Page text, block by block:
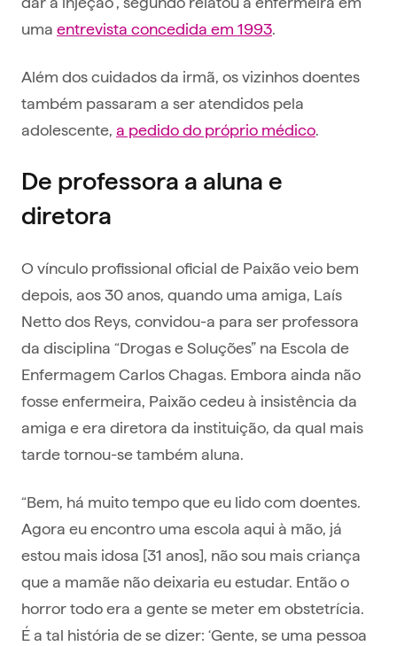
uma entrevista concedida em 1993.
Além dos cuidados da irmã, os vizinhos doentes
também passaram a ser atendidos pela
adolescente, a pedido do próprio médico.
De professora a aluna e
diretora
O vínculo profissional oficial de Paixão veio bem
depois, aos 30 anos, quando uma amiga, Laís
Netto dos Reys, convidou-a para ser professora
da disciplina “Drogas e Soluções” na Escola de
Enfermagem Carlos Chagas. Embora ainda não
fosse enfermeira, Paixão cedeu à insistência da
amiga e era diretora da instituição, da qual mais
tarde tornou-se também aluna.
“Bem, há muito tempo que eu lido com doentes.
Agora eu encontro uma escola aqui à mão, já
estou mais idosa [31 anos], não sou mais criança
que a mamãe não deixaria eu estudar. Então o
horror todo era a gente se meter em obstetrícia.
É a tal história de se dizer: ‘Gente, se uma pessoa